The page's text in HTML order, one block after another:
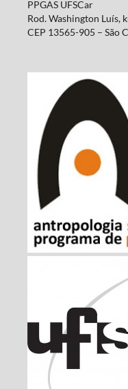
PPGAS UFSCar
Rod. Washington Luís,
CEP 13565-905 – São